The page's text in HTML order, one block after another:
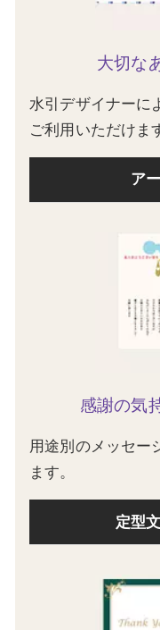
大切な
水引デザイナーに
ご利用いただけま
ア
感謝の気
用途別のメッセー
ます。
定型